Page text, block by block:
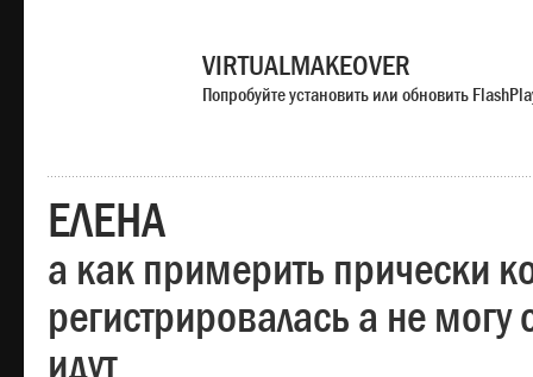
VIRTUALMAKEOVER
Попробуйте установить или обновить
ЕЛЕНА
а как примерить прически
регистрировалась а не
идут